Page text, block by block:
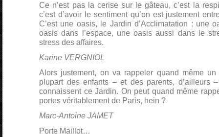
Ce n’est pas la cerise sur le gâteau, c’est la
c’est d’avoir le sentiment qu’on est justement
C’est une oasis, le Jardin d’Acclimatation : une
oasis dans l’espace, une oasis aussi dans le
stress des affaires.
Karine VERGNIOL
Alors justement, on va rappeler quand même
plupart des enfants – et des parents, d’ailleurs
connaissent ce Jardin. On peut quand même
portes véritablement de Paris, hein ?
Marc-Antoine JAMET
Porte Maillot…